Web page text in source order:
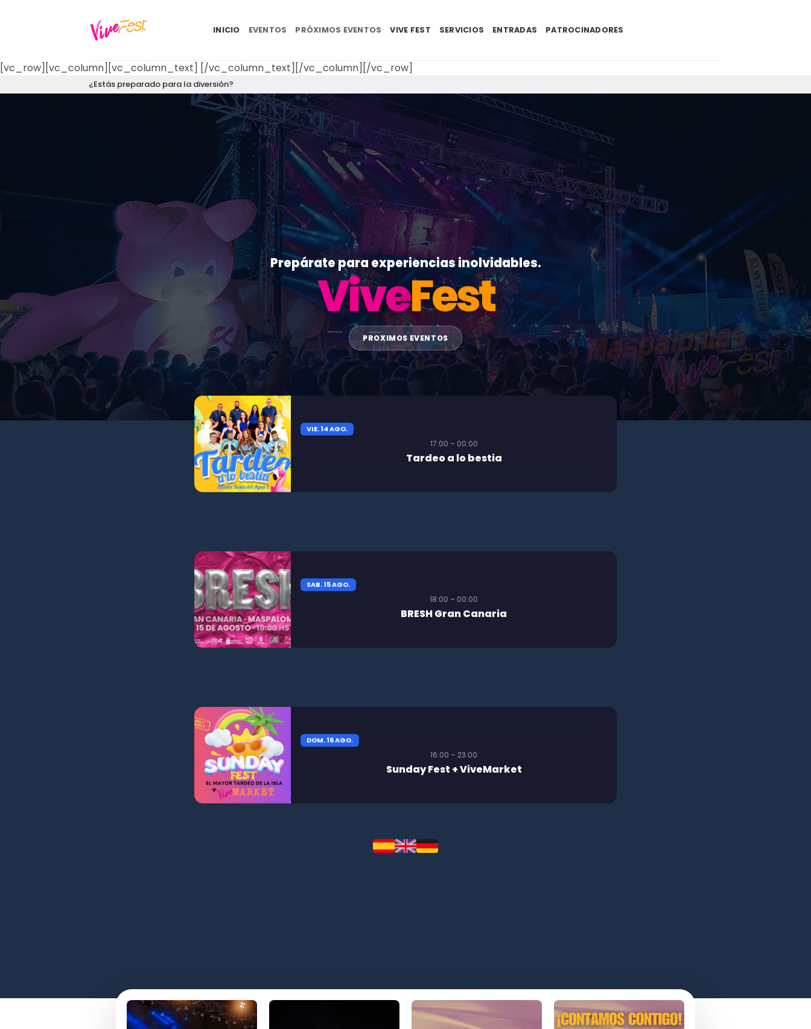
INICIO EVENTOS PRÓXIMOS EVENTOS VIVE FEST SERVICIOS ENTRADAS PATROCINADORES
[vc_row][vc_column][vc_column_text] [/vc_column_text][/vc_column][/vc_row]
¿Estás preparado para la diversión?
Prepárate para experiencias inolvidables.
ViveFest
PROXIMOS EVENTOS
VIE. 14 AGO.
17:00 – 00:00
Tardeo a lo bestia
SAB. 15 AGO.
18:00 – 00:00
BRESH Gran Canaria
DOM. 16 AGO.
16:00 – 23:00
Sunday Fest + ViveMarket